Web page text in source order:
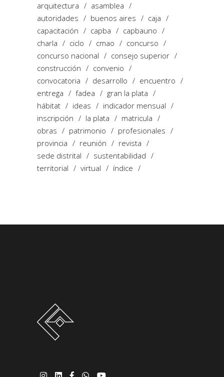
arquitectura
asamblea
autoridades
buenos aires
caja
capacitación
capba
capbauno
charla
ciclo cmao
concurso
concurso nacional
consejo superior
construcción
convenio
convocatoria
desarrollo
encuentro
entrega
fadea
gran la plata
hábitat
ideas
indicador mensual
inscripción
la plata
matricula
obras
patrimonio
profesionales
provincia
reunión
revista
sede distrital
sustentabilidad
territorial
virtual índice